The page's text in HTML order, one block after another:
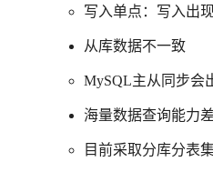
写入单点：写入出
从库数据不一致
MySQL主从同步会
海量数据查询能力差
目前采取分库分表